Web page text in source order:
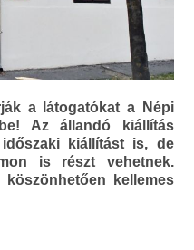
a látogatókat a Népi
Az állandó kiállítás
kiállítást is, de
is részt vehetnek.
kellemes